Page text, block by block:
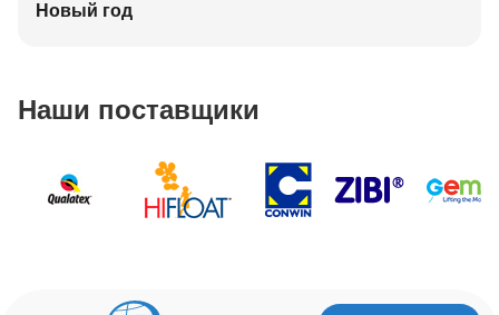
Новый год
Наши поставщики